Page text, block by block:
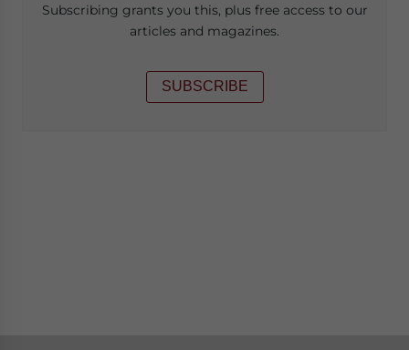
Subscribing grants you this, plus free access to our
articles and magazines.
SUBSCRIBE